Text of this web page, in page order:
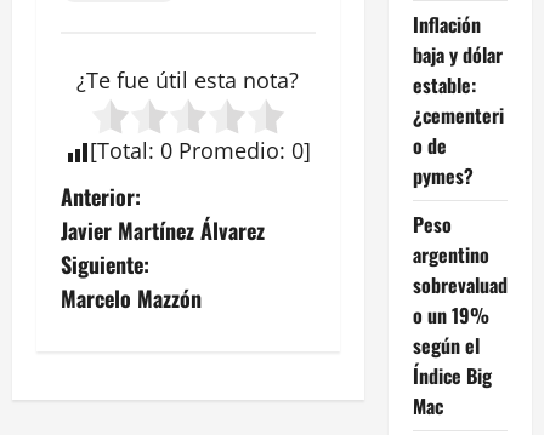
¿Te fue útil esta nota?
[Total: 0 Promedio: 0]
N
a
v
g
Anterior:
Javier Martínez Álvarez
Siguiente:
Marcelo Mazzón
Inflación
baja y dólar
estable:
¿cementeri
o de
pymes?
Peso
argentino
sobrevaluad
o un 19%
según el
Índice Big
Mac